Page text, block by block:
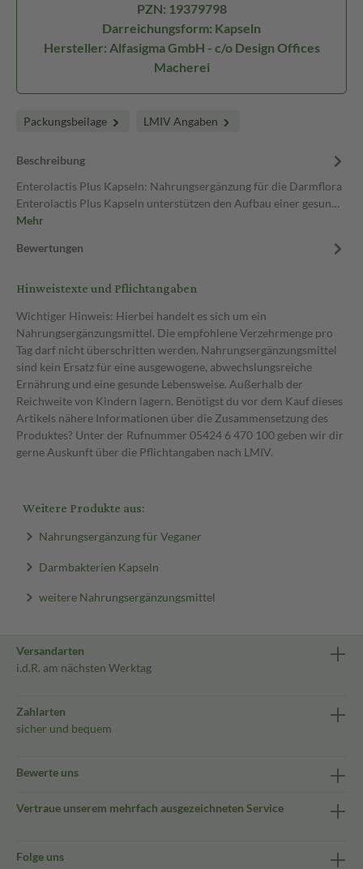
PZN: 19379798
Darreichungsform: Kapseln
Hersteller: Alfasigma GmbH - c/o Design Offices
Macherei
Packungsbeilage LMIV Angaben
Beschreibung
Enterolactis Plus Kapseln: Nahrungsergänzung für die Darmflora
Enterolactis Plus Kapseln unterstützen den Aufbau einer gesun…
Mehr
Bewertungen
Hinweistexte und Pflichtangaben
Wichtiger Hinweis: Hierbei handelt es sich um ein
Nahrungsergänzungsmittel. Die empfohlene Verzehrmenge pro
Tag darf nicht überschritten werden. Nahrungsergänzungsmittel
sind kein Ersatz für eine ausgewogene, abwechslungsreiche
Ernährung und eine gesunde Lebensweise. Außerhalb der
Reichweite von Kindern lagern. Benötigst du vor dem Kauf dieses
Artikels nähere Informationen über die Zusammensetzung des
Produktes? Unter der Rufnummer 05424 6 470 100 geben wir dir
gerne Auskunft über die Pflichtangaben nach LMIV.
Weitere Produkte aus:
Nahrungsergänzung für Veganer
Darmbakterien Kapseln
weitere Nahrungsergänzungsmittel
Versandarten
i.d.R. am nächsten Werktag
Zahlarten
sicher und bequem
Bewerte uns
Vertraue unserem mehrfach ausgezeichneten Service
Folge uns